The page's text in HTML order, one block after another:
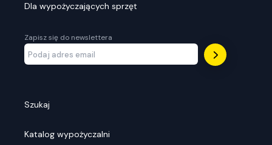
Dla wypożyczających sprzęt
Zapisz się do newslettera
Szukaj
Katalog wypożyczalni